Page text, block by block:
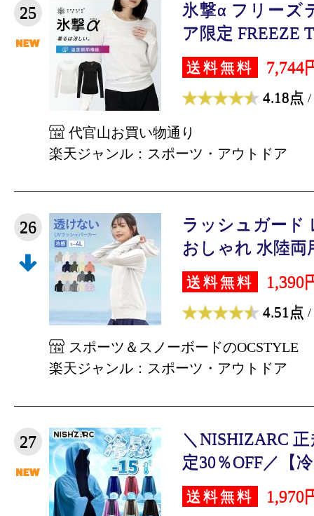
25
氷撃α フリーズ
ア限定 FREEZE
送料無料 7,744
4.18点 /
代官山お買い物通り
楽天ジャンル：スポーツ・アウトドア
26
ラッシュガード
おしゃれ 水陸両
送料無料 1,390
4.51点 /
スポーツ＆スノーボードのOCSTYLE
楽天ジャンル：スポーツ・アウトドア
27
＼NISHIZARC
定30％OFF／【
送料無料 1,970